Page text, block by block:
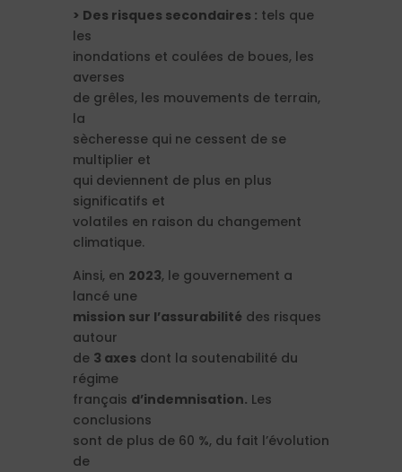
> Des risques secondaires : tels que
les
inondations et coulées de boues, les
averses
de grêles, les mouvements de terrain,
la
sècheresse qui ne cessent de se
multiplier et
qui deviennent de plus en plus
significatifs et
volatiles en raison du changement
climatique.
Ainsi, en 2023, le gouvernement a
lancé une
mission sur l’assurabilité des risques
autour
de 3 axes dont la soutenabilité du
régime
français d’indemnisation. Les
conclusions
sont de plus de 60 %, du fait l’évolution
de